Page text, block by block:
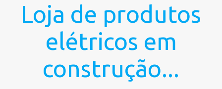
Loja de produtos
elétricos em
construção...